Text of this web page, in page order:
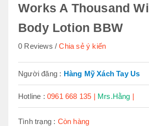
Works A Thousand
Body Lotion BBW
0 Reviews Chia sẻ ý kiến
Người đăng : Hàng Mỹ Xách Tay Us
Hotline :0961 668 135 | Mrs.Hằng |
Tình trạng : Còn hàng